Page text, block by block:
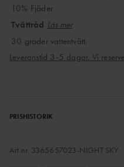
10% Fjäder
Tvättråd Läs mer
30 grader vattentvätt.
Leveranstid 3-5 dagar. Vi
PRISHISTORIK
Art.nr. 3365657023-NIGHT SKY